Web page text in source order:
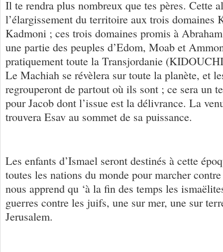
Il te rendra plus nombreux que tes pères. Cette
l’élargissement du territoire aux trois
Kadmoni ; ces trois domaines promis à
une partie des peuples d’Edom, Moab et
pratiquement toute la Transjordanie
Le Machiah se révèlera sur toute la planète, et
regrouperont de partout où ils sont ; ce sera un
pour Jacob dont l’issue est la délivrance. La
trouvera Esav au sommet de sa puissance.
Les enfants d’Ismael seront destinés à cette
toutes les nations du monde pour marcher
nous apprend qu ‘à la fin des temps les
guerres contre les juifs, une sur mer, une sur
Jerusalem.